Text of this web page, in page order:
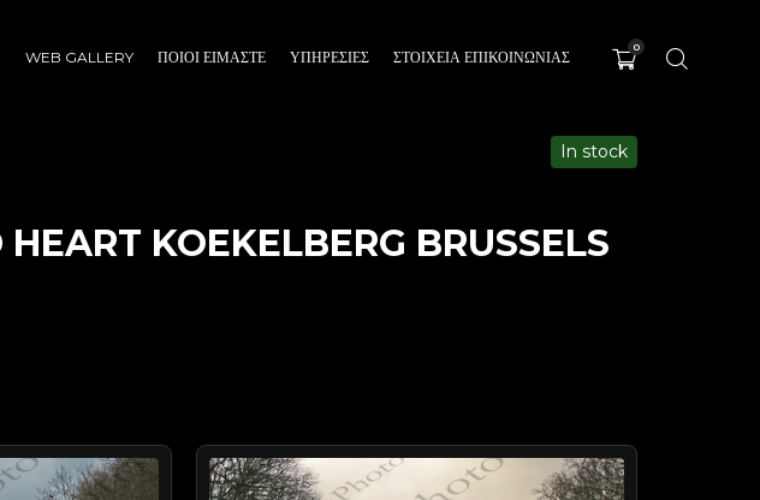
WEB GALLERY ΠΟΙΟΙ ΕΊΜΑΣΤΕ ΥΠΗΡΕΣΊΕΣ ΣΤΟΙΧΕΙΑ ΕΠΙΚΟΙΝΩΝΙΑΣ
0
KOEKELBERG BRUSSELS
In stock